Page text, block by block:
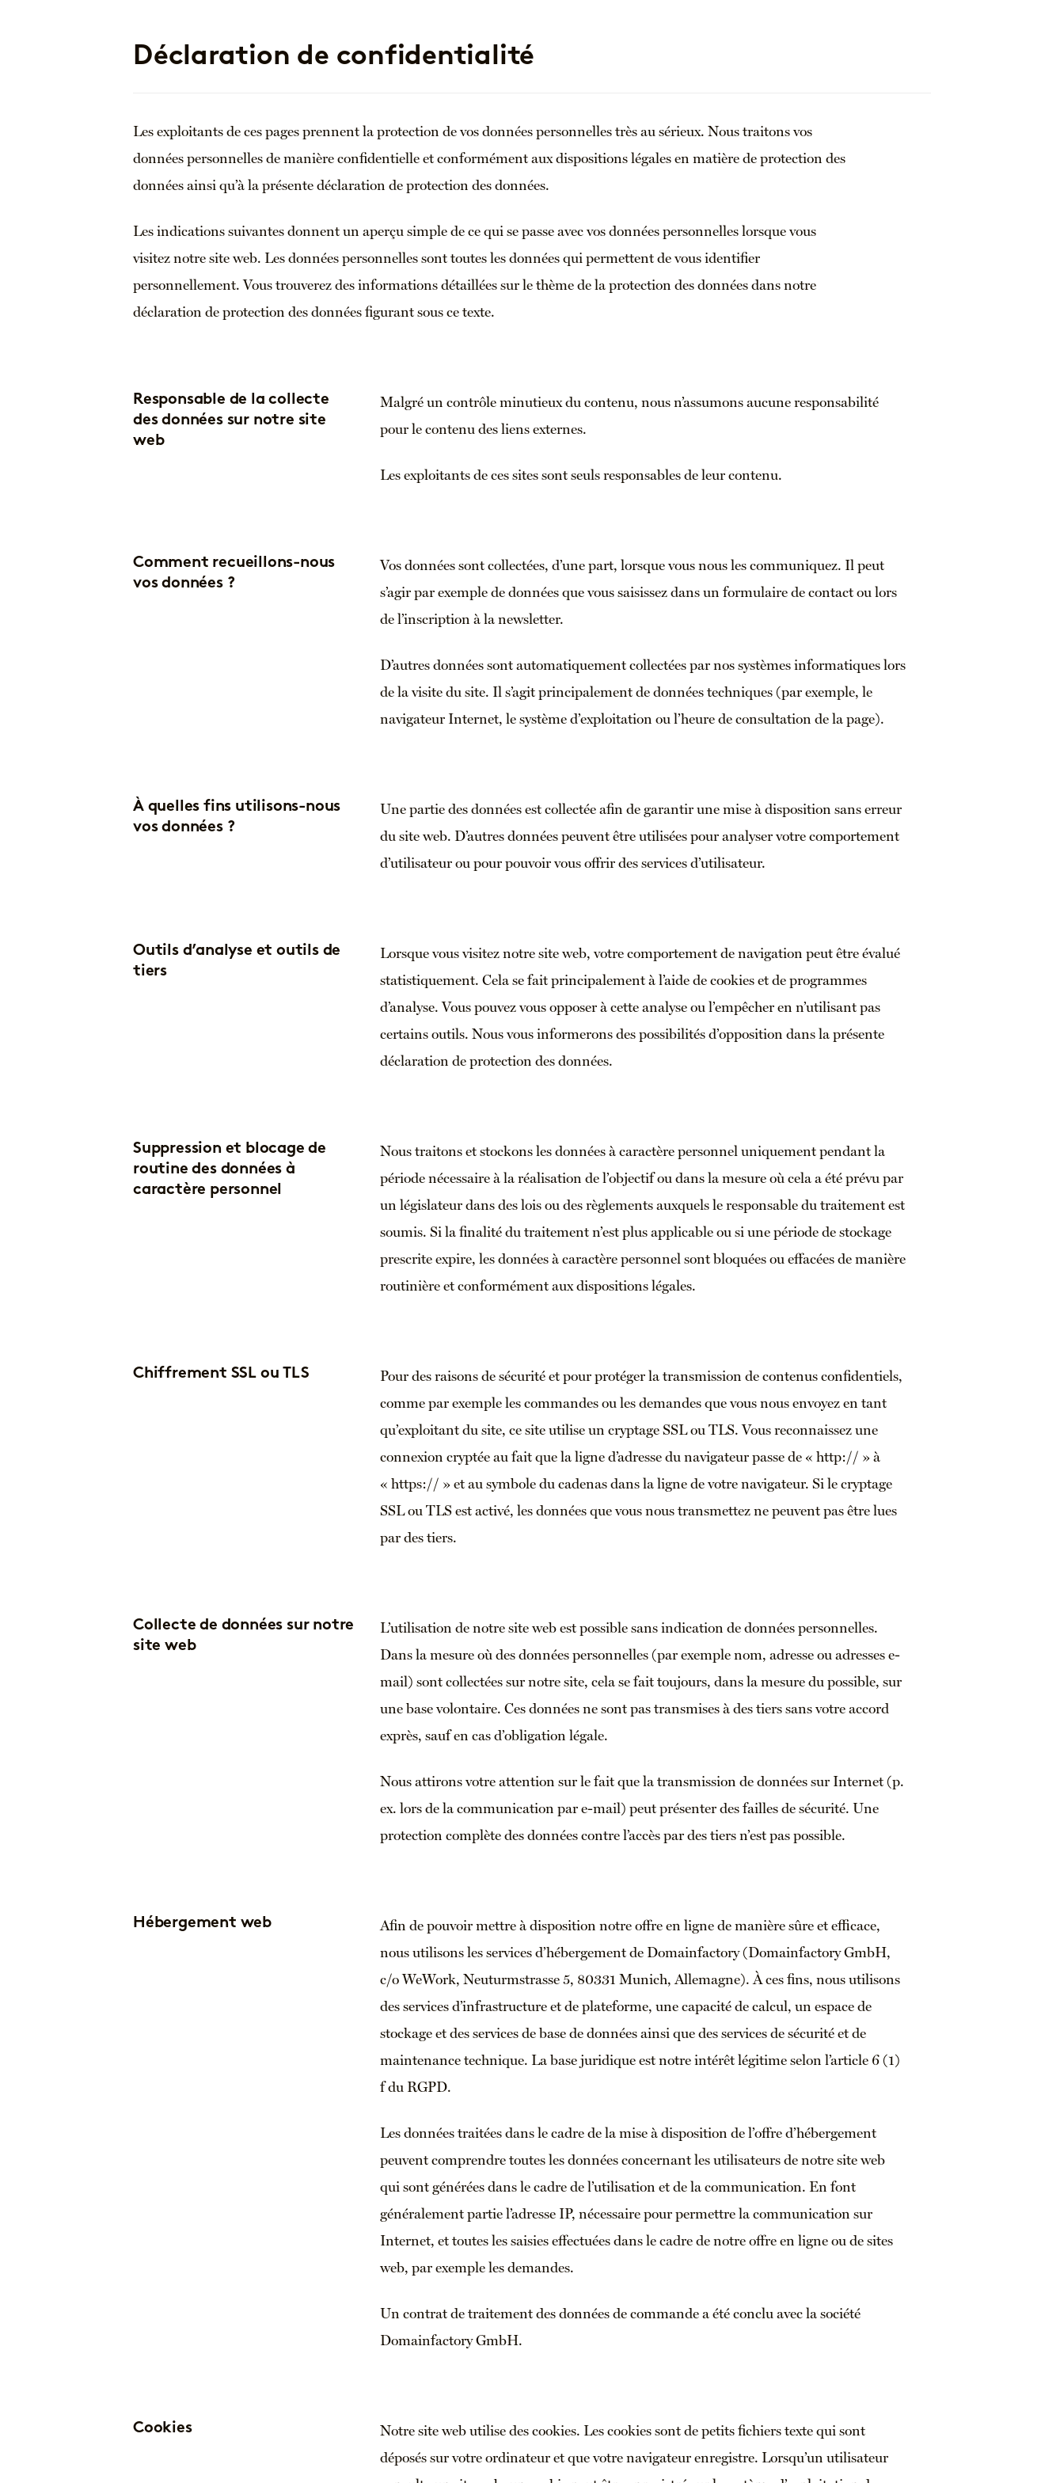
Déclaration de confidentialité
Les exploitants de ces pages prennent la protection de vos données personnelles très au sérieux. Nous traitons vos
données personnelles de manière confidentielle et conformément aux dispositions légales en matière de protection des
données ainsi qu’à la présente déclaration de protection des données.
Les indications suivantes donnent un aperçu simple de ce qui se passe avec vos données personnelles lorsque vous
visitez notre site web. Les données personnelles sont toutes les données qui permettent de vous identifier
personnellement. Vous trouverez des informations détaillées sur le thème de la protection des données dans notre
déclaration de protection des données figurant sous ce texte.
Responsable de la collecte
des données sur notre site
web
Malgré un contrôle minutieux du contenu, nous n’assumons aucune responsabilité
pour le contenu des liens externes.
Les exploitants de ces sites sont seuls responsables de leur contenu.
Comment recueillons-nous
vos données ?
Vos données sont collectées, d’une part, lorsque vous nous les communiquez. Il peut
s’agir par exemple de données que vous saisissez dans un formulaire de contact ou lors
de l’inscription à la newsletter.
D’autres données sont automatiquement collectées par nos systèmes informatiques lors
de la visite du site. Il s’agit principalement de données techniques (par exemple, le
navigateur Internet, le système d’exploitation ou l’heure de consultation de la page).
À quelles fins utilisons-nous
vos données ?
Une partie des données est collectée afin de garantir une mise à disposition sans erreur
du site web. D’autres données peuvent être utilisées pour analyser votre comportement
d’utilisateur ou pour pouvoir vous offrir des services d’utilisateur.
Outils d’analyse et outils de
tiers
Lorsque vous visitez notre site web, votre comportement de navigation peut être évalué
statistiquement. Cela se fait principalement à l’aide de cookies et de programmes
d’analyse. Vous pouvez vous opposer à cette analyse ou l’empêcher en n’utilisant pas
certains outils. Nous vous informerons des possibilités d’opposition dans la présente
déclaration de protection des données.
Suppression et blocage de
routine des données à
caractère personnel
Nous traitons et stockons les données à caractère personnel uniquement pendant la
période nécessaire à la réalisation de l’objectif ou dans la mesure où cela a été prévu par
un législateur dans des lois ou des règlements auxquels le responsable du traitement est
soumis. Si la finalité du traitement n’est plus applicable ou si une période de stockage
prescrite expire, les données à caractère personnel sont bloquées ou effacées de manière
routinière et conformément aux dispositions légales.
Chiffrement SSL ou TLS
Pour des raisons de sécurité et pour protéger la transmission de contenus confidentiels,
comme par exemple les commandes ou les demandes que vous nous envoyez en tant
qu’exploitant du site, ce site utilise un cryptage SSL ou TLS. Vous reconnaissez une
connexion cryptée au fait que la ligne d’adresse du navigateur passe de « http:// » à
« https:// » et au symbole du cadenas dans la ligne de votre navigateur. Si le cryptage
SSL ou TLS est activé, les données que vous nous transmettez ne peuvent pas être lues
par des tiers.
Collecte de données sur notre
site web
L’utilisation de notre site web est possible sans indication de données personnelles.
Dans la mesure où des données personnelles (par exemple nom, adresse ou adresses e-
mail) sont collectées sur notre site, cela se fait toujours, dans la mesure du possible, sur
une base volontaire. Ces données ne sont pas transmises à des tiers sans votre accord
exprès, sauf en cas d’obligation légale.
Nous attirons votre attention sur le fait que la transmission de données sur Internet (p.
ex. lors de la communication par e-mail) peut présenter des failles de sécurité. Une
protection complète des données contre l’accès par des tiers n’est pas possible.
Hébergement web
Afin de pouvoir mettre à disposition notre offre en ligne de manière sûre et efficace,
nous utilisons les services d’hébergement de Domainfactory (Domainfactory GmbH,
c/o WeWork, Neuturmstrasse 5, 80331 Munich, Allemagne). À ces fins, nous utilisons
des services d’infrastructure et de plateforme, une capacité de calcul, un espace de
stockage et des services de base de données ainsi que des services de sécurité et de
maintenance technique. La base juridique est notre intérêt légitime selon l’article 6 (1)
f du RGPD.
Les données traitées dans le cadre de la mise à disposition de l’offre d’hébergement
peuvent comprendre toutes les données concernant les utilisateurs de notre site web
qui sont générées dans le cadre de l’utilisation et de la communication. En font
généralement partie l’adresse IP, nécessaire pour permettre la communication sur
Internet, et toutes les saisies effectuées dans le cadre de notre offre en ligne ou de sites
web, par exemple les demandes.
Un contrat de traitement des données de commande a été conclu avec la société
Domainfactory GmbH.
Cookies
Notre site web utilise des cookies. Les cookies sont de petits fichiers texte qui sont
déposés sur votre ordinateur et que votre navigateur enregistre. Lorsqu’un utilisateur